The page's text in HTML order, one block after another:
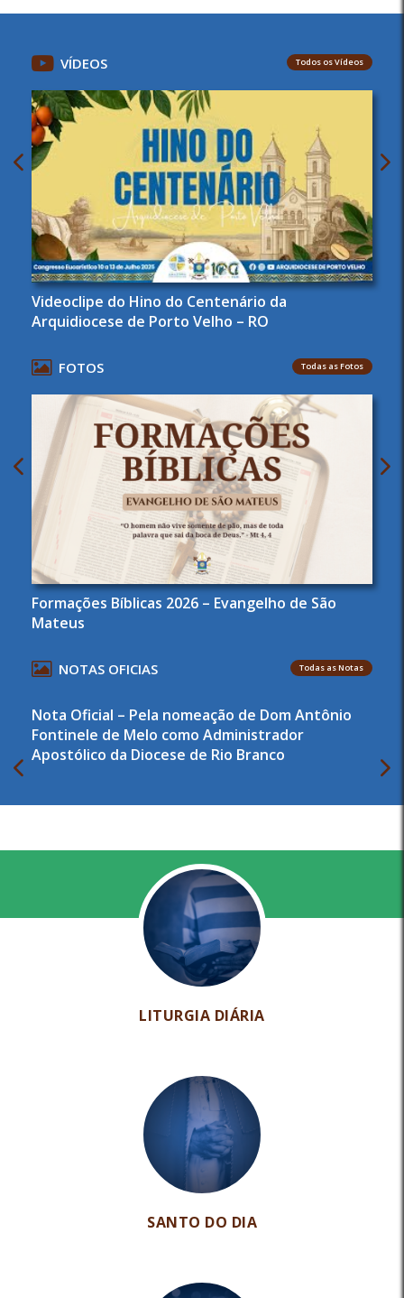
VÍDEOS Todos os Vídeos
Videoclipe do Hino do Centenário da
Arquidiocese de Porto Velho – RO
FOTOS Todas as Fotos
Formações Bíblicas 2026 – Evangelho de São
Mateus
NOTAS OFICIAS Todas as Notas
Nota Oficial – Pela nomeação de Dom Antônio
Fontinele de Melo como Administrador
Apostólico da Diocese de Rio Branco
LITURGIA DIÁRIA
SANTO DO DIA